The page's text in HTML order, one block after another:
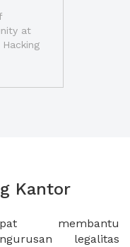
at
Kantor